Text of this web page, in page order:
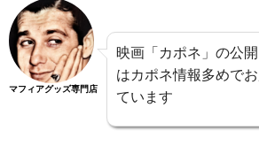
オンラインストア
お問い合わせ
マフィアグッズ専門店
映画「カポネ」の公
はカポネ情報多めで
ています